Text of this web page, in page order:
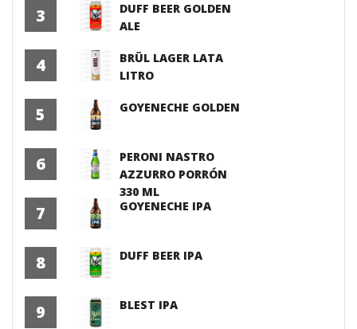
3
DUFF BEER GOLDEN
ALE
4
BRÜL LAGER LATA
LITRO
5 GOYENECHE GOLDEN
6
PERONI NASTRO
AZZURRO PORRÓN
330 ML
7 GOYENECHE IPA
8 DUFF BEER IPA
9 BLEST IPA